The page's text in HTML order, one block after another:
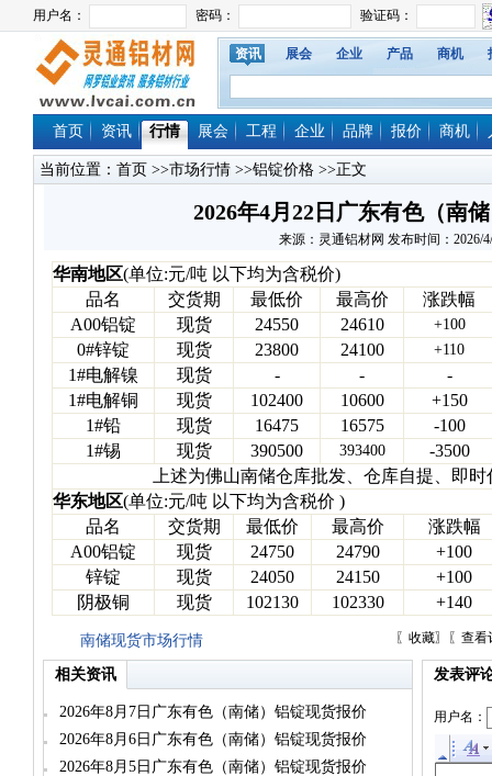
资讯 展会 企业 产品 商机
首页 资讯 行情 展会 工程 企业 品牌 报价 商机
当前位置： 首页 >>市场行情 >>铝锭价格 >>正文
2026年4月22日广东有色（南
来源：灵通铝材网 发布时间：2026/
华南地区(单位:元/吨 以下均为含税价)
品名
交货期 最低价 最高价
涨跌幅
A00铝锭
现货 24550 24610 +100
0#锌锭 现货 23800 24100 +110
1#电解镍 现货 - -
-
1#电解铜
现货 102400 10600
+150
1#铅
现货 16475 16575
-100
1#锡
现货 390500 393400
-3500
上述为佛山南储仓库批发、仓库自提、即
华东地区(单位:元/吨 以下均为含税价 )
品名
交货期 最低价 最高价
涨跌幅
A00铝锭
现货 24750 24790
+100
锌锭
现货 24050 24150
+100
阴极铜
现货 102130 102330 +140
南储现货市场行情 〖 收藏〗〖 查看
相关资讯
2026年8月7日广东有色（南储）铝锭现货报价
2026年8月6日广东有色（南储）铝锭现货报价
2026年8月5日广东有色（南储）铝锭现货报价
发表评
用户名：